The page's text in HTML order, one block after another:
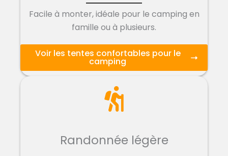
Facile à monter, idéale pour le camping en
famille ou à plusieurs.
Voir les tentes confortables pour le
camping
Randonnée légère